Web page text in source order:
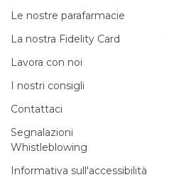
Le nostre parafarmacie
La nostra Fidelity Card
Lavora con noi
I nostri consigli
Contattaci
Segnalazioni
Whistleblowing
Informativa sull'accessibilità